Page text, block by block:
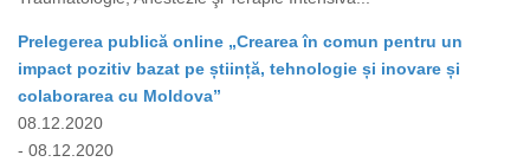
Prelegerea publică online „Crearea în comun pentru un
impact pozitiv bazat pe știință, tehnologie și inovare și
colaborarea cu Moldova”
08.12.2020
- 08.12.2020